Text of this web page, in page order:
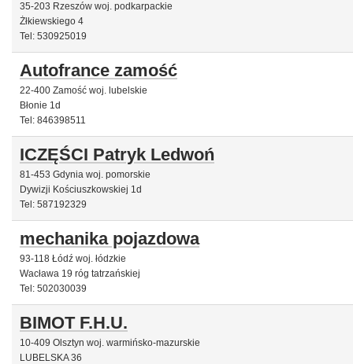
35-203 Rzeszów woj. podkarpackie
Żłkiewskiego 4
Tel: 530925019
Autofrance zamość
22-400 Zamość woj. lubelskie
Błonie 1d
Tel: 846398511
ICZĘŚCI Patryk Ledwoń
81-453 Gdynia woj. pomorskie
Dywizji Kościuszkowskiej 1d
Tel: 587192329
mechanika pojazdowa
93-118 Łódź woj. łódzkie
Wacława 19 róg tatrzańskiej
Tel: 502030039
BIMOT F.H.U.
10-409 Olsztyn woj. warmińsko-mazurskie
LUBELSKA 36